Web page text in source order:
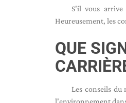
S'il vous
Heureusement, les
QUE
Les conseils du
l'environnement